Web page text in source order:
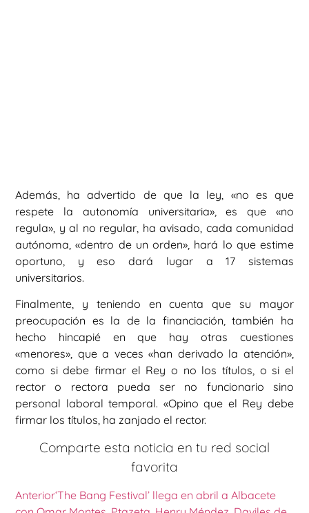
Además, ha advertido de que la ley, «no es que
respete la autonomía universitaria», es que «no
regula», y al no regular, ha avisado, cada comunidad
autónoma, «dentro de un orden», hará lo que estime
oportuno, y eso dará lugar a 17 sistemas
universitarios.
Finalmente, y teniendo en cuenta que su mayor
preocupación es la de la financiación, también ha
hecho hincapié en que hay otras cuestiones
«menores», que a veces «han derivado la atención»,
como si debe firmar el Rey o no los títulos, o si el
rector o rectora pueda ser no funcionario sino
personal laboral temporal. «Opino que el Rey debe
firmar los títulos, ha zanjado el rector.
Comparte esta noticia en tu red social
favorita
Anterior‘The Bang Festival’ llega en abril a Albacete